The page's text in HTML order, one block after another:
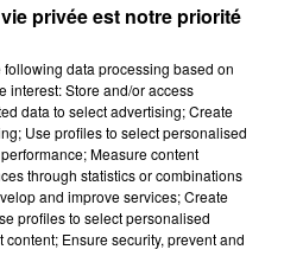
SONT LES MARQUES QUI
DE LA RÉGION ET
INFOS DE LA RÉDACTION
privée est notre priorité
following data processing based on
interest: Store and/or access
data to select advertising; Create
Use profiles to select personalised
Measure content
through statistics or combinations
and improve services; Create
profiles to select personalised
Ensure security, prevent and